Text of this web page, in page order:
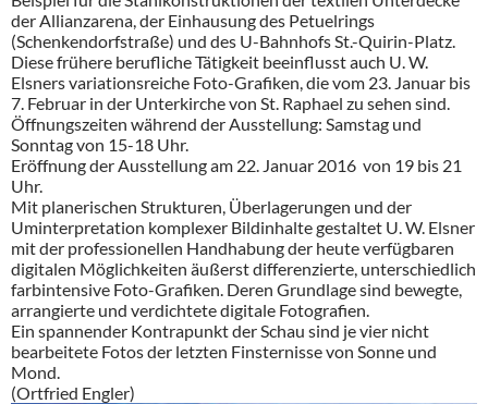
der Allianzarena, der Einhausung des Petuelrings
(Schenkendorfstraße) und des U-Bahnhofs St.-Quirin-Platz.
Diese frühere berufliche Tätigkeit beeinflusst auch U. W.
Elsners variationsreiche Foto-Grafiken, die vom 23. Januar bis
7. Februar in der Unterkirche von St. Raphael zu sehen sind.
Öffnungszeiten während der Ausstellung: Samstag und
Sonntag von 15-18 Uhr.
Eröffnung der Ausstellung am 22. Januar 2016 von 19 bis 21
Uhr.
Mit planerischen Strukturen, Überlagerungen und der
Uminterpretation komplexer Bildinhalte gestaltet U. W. Elsner
mit der professionellen Handhabung der heute verfügbaren
digitalen Möglichkeiten äußerst differenzierte, unterschiedlich
farbintensive Foto-Grafiken. Deren Grundlage sind bewegte,
arrangierte und verdichtete digitale Fotografien.
Ein spannender Kontrapunkt der Schau sind je vier nicht
bearbeitete Fotos der letzten Finsternisse von Sonne und
Mond.
(Ortfried Engler)